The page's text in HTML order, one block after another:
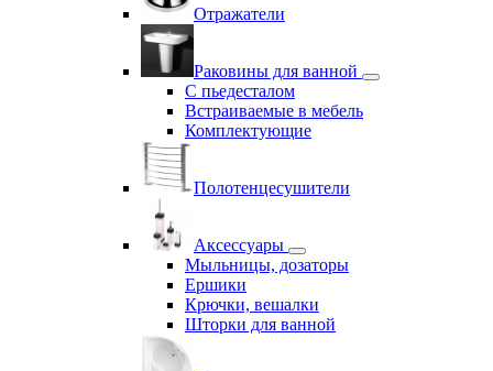
Отражатели
Раковины для ванной
С пьедесталом
Встраиваемые в мебель
Комплектующие
Полотенцесушители
Аксессуары
Мыльницы, дозаторы
Ершики
Крючки, вешалки
Шторки для ванной